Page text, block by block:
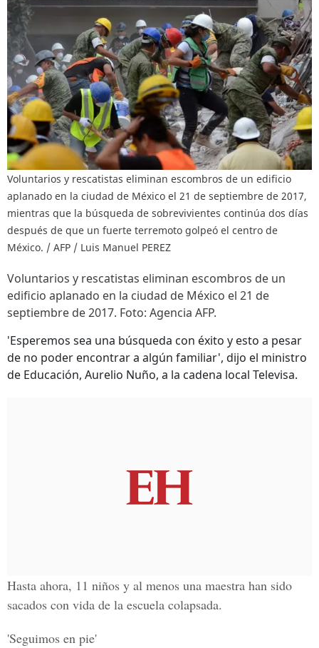
Voluntarios y rescatistas eliminan escombros de un edificio
aplanado en la ciudad de México el 21 de septiembre de 2017,
mientras que la búsqueda de sobrevivientes continúa dos días
después de que un fuerte terremoto golpeó el centro de
México. / AFP / Luis Manuel PEREZ
Voluntarios y rescatistas eliminan escombros de un
edificio aplanado en la ciudad de México el 21 de
septiembre de 2017. Foto: Agencia AFP.
'Esperemos sea una búsqueda con éxito y esto a pesar
de no poder encontrar a algún familiar', dijo el ministro
de Educación, Aurelio Nuño, a la cadena local Televisa.
Hasta ahora, 11 niños y al menos una maestra han sido
sacados con vida de la escuela colapsada.
'Seguimos en pie'